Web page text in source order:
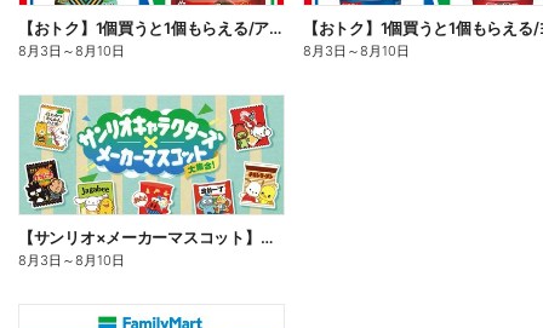
【おトク】1個買うと1個もらえる/アイス
8月3日 ～8月10日 8月3日 ～8月10日
【サンリオ×メーカーマスコット】オリジナルグッズ貰える!
8月3日 ～8月10日